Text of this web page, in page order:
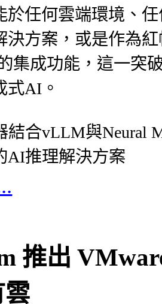
於任何雲端環境、
決方案，或是作為
集成功能，這一突
式AI。
結合vLLM與
AI推理解決方案
推出